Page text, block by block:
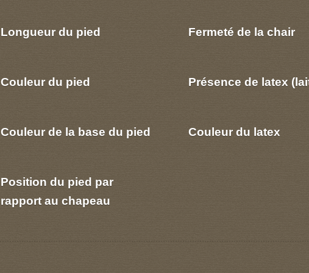
Longueur du pied
Couleur du pied
Couleur de la base du pied
Position du pied par
rapport au chapeau
Fermeté de la chair
Présence de latex
Couleur du latex